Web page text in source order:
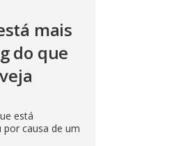
mais
do que
está
causa de um